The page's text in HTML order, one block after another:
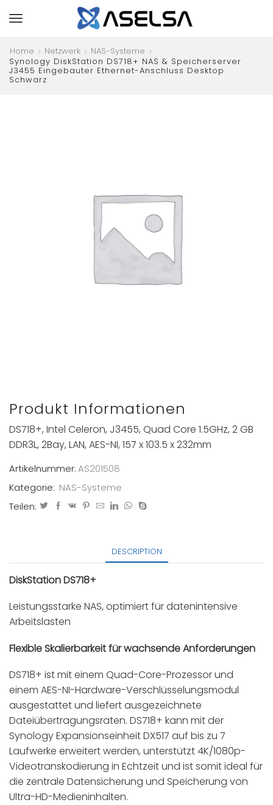
Home Netzwerk
NAS-Systeme
Synology DiskStation DS718+ NAS & Speicherserver
J3455 Eingebauter Ethernet-Anschluss Desktop
Schwarz
Produkt Informationen
DS718+, Intel Celeron, J3455, Quad Core 1.5GHz, 2 GB
DDR3L, 2Bay, LAN, AES-NI, 157 x 103.5 x 232mm
Artikelnummer:AS201508
Kategorie: NAS-Systeme
Teilen:
DESCRIPTION
DiskStation DS718+
Leistungsstarke NAS, optimiert für datenintensive
Arbeitslasten
Flexible Skalierbarkeit für wachsende Anforderungen
DS718+ ist mit einem Quad-Core-Prozessor und
einem AES-NI-Hardware-Verschlüsselungsmodul
ausgestattet und liefert ausgezeichnete
Dateiübertragungsraten. DS718+ kann mit der
Synology Expansionseinheit DX517 auf bis zu 7
Laufwerke erweitert werden, unterstützt 4K/1080p-
Videotranskodierung in Echtzeit und ist somit ideal für
die zentrale Datensicherung und Speicherung von
Ultra-HD-Medieninhalten.